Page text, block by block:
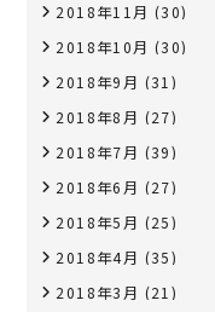
2018年11月 (30)
2018年10月 (30)
2018年9月 (31)
2018年8月 (27)
2018年7月 (39)
2018年6月 (27)
2018年5月 (25)
2018年4月 (35)
2018年3月 (21)